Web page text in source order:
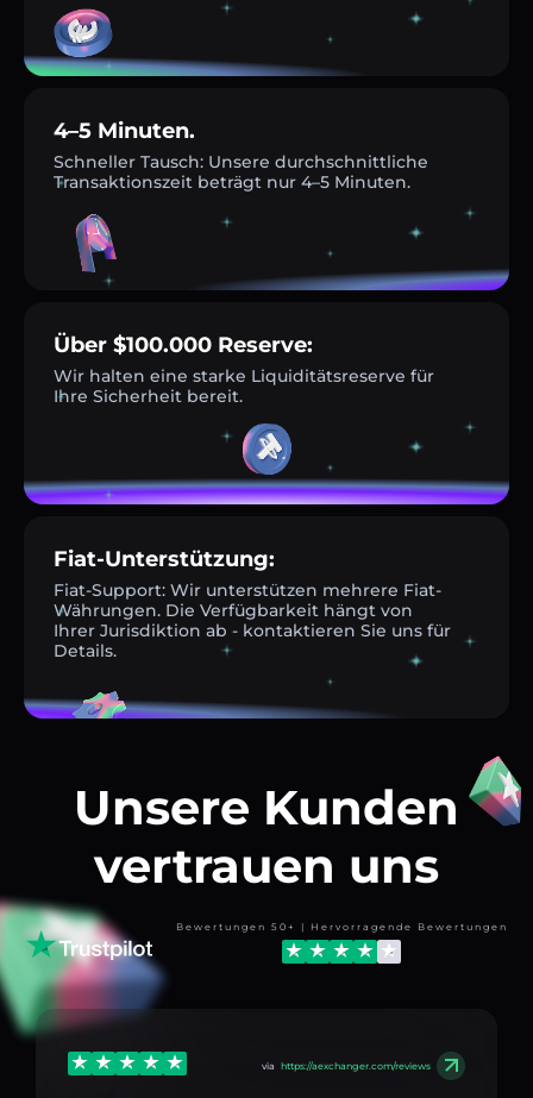
4–5 Minuten.
Schneller Tausch: Unsere durchschnittliche
Transaktionszeit beträgt nur 4–5 Minuten.
Über $100.000 Reserve:
Wir halten eine starke Liquiditätsreserve für
Ihre Sicherheit bereit.
Fiat-Unterstützung:
Fiat-Support: Wir unterstützen mehrere Fiat-
Währungen. Die Verfügbarkeit hängt von
Ihrer Jurisdiktion ab - kontaktieren Sie uns für
Details.
Unsere Kunden
vertrauen uns
Bewertungen 50+ | Hervorragende Bewertungen
via https://aexchanger.com/reviews